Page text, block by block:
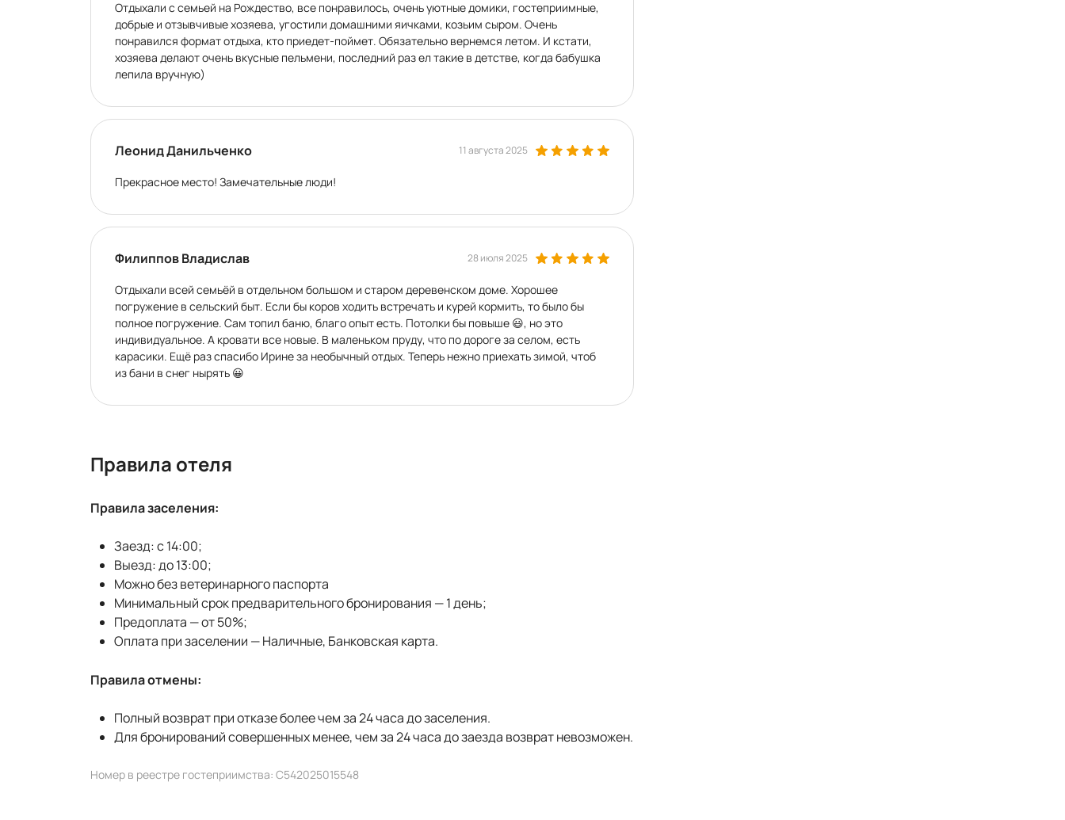
Отдыхали с семьей на Рождество, все понравилось, очень уютные домики, гостеприимные,
добрые и отзывчивые хозяева, угостили домашними яичками, козьим сыром. Очень
понравился формат отдыха, кто приедет-поймет. Обязательно вернемся летом. И кстати,
хозяева делают очень вкусные пельмени, последний раз ел такие в детстве, когда бабушка
лепила вручную)
Леонид Данильченко 11 августа 2025
Прекрасное место! Замечательные люди!
Филиппов Владислав 28 июля 2025
Отдыхали всей семьёй в отдельном большом и старом деревенском доме. Хорошее
погружение в сельский быт. Если бы коров ходить встречать и курей кормить, то было бы
полное погружение. Сам топил баню, благо опыт есть. Потолки бы повыше 😃, но это
индивидуальное. А кровати все новые. В маленьком пруду, что по дороге за селом, есть
карасики. Ещё раз спасибо Ирине за необычный отдых. Теперь нежно приехать зимой, чтоб
из бани в снег нырять 😀
Правила отеля
Правила заселения:
Заезд: с 14:00;
Выезд: до 13:00;
Можно без ветеринарного паспорта
Минимальный срок предварительного бронирования — 1 день;
Предоплата — от 50%;
Оплата при заселении — Наличные, Банковская карта.
Правила отмены:
Полный возврат при отказе более чем за 24 часа до заселения.
Для бронирований совершенных менее, чем за 24 часа до заезда возврат невозможен.
Номер в реестре гостеприимства: С542025015548